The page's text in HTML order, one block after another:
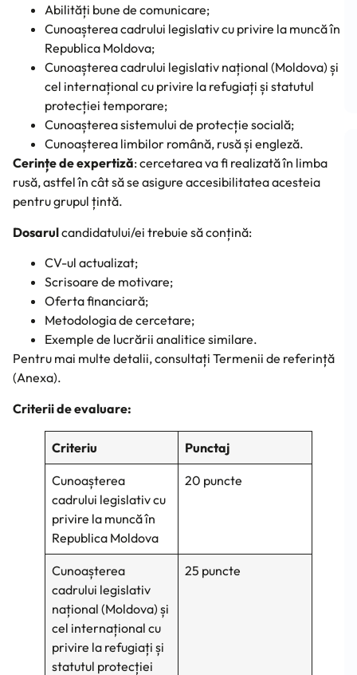
Abilități bune de comunicare;
Cunoașterea cadrului legislativ cu privire la muncă în
Republica Moldova;
Cunoașterea cadrului legislativ național (Moldova) și
cel internațional cu privire la refugiați și statutul
protecției temporare;
Cunoașterea sistemului de protecție socială;
Cunoașterea limbilor română, rusă și engleză.
Cerințe de expertiză: cercetarea va fi realizată în limba
rusă, astfel în cât să se asigure accesibilitatea acesteia
pentru grupul țintă.
Dosarulcandidatului/ei trebuie să conțină:
CV-ul actualizat;
Scrisoare de motivare;
Oferta financiară;
Metodologia de cercetare;
Exemple de lucrării analitice similare.
Pentru mai multe detalii, consultați Termenii de referință
(Anexa).
Criterii de evaluare:
Criteriu Punctaj
Cunoașterea
cadrului legislativ cu
privire la muncă în
Republica Moldova
20 puncte
Cunoașterea
cadrului legislativ
național (Moldova) și
cel internațional cu
privire la refugiați și
statutul protecției
25 puncte